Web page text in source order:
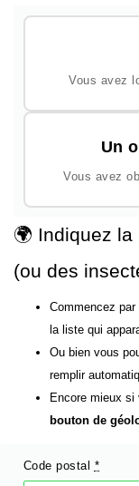
Vous avez
Un
Vous avez
🌍 Indiquez
(ou des
Commencez
la liste qui
Ou bien vous
remplir
Encore mieux
bouton de
Code postal *